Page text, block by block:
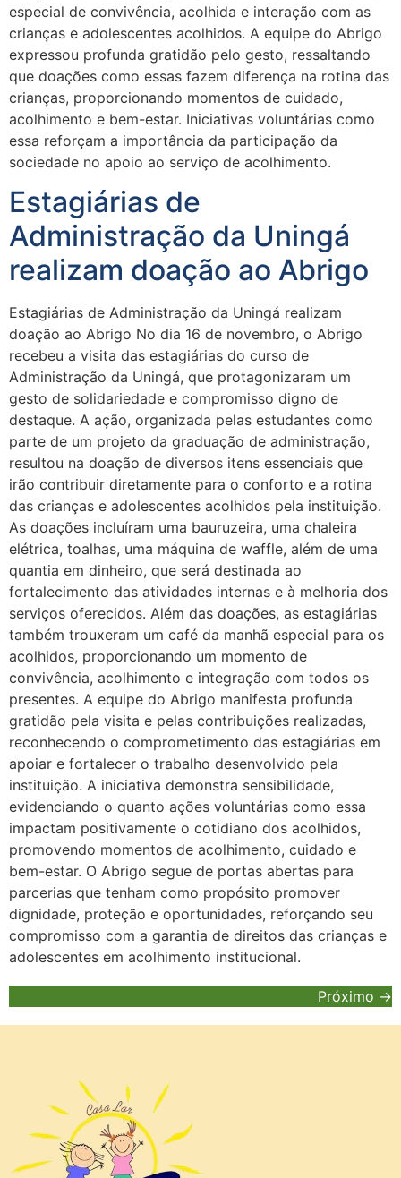
especial de convivência, acolhida e interação com as
crianças e adolescentes acolhidos. A equipe do Abrigo
expressou profunda gratidão pelo gesto, ressaltando
que doações como essas fazem diferença na rotina das
crianças, proporcionando momentos de cuidado,
acolhimento e bem-estar. Iniciativas voluntárias como
essa reforçam a importância da participação da
sociedade no apoio ao serviço de acolhimento.
Estagiárias de
Administração da Uningá
realizam doação ao Abrigo​
Estagiárias de Administração da Uningá realizam
doação ao Abrigo No dia 16 de novembro, o Abrigo
recebeu a visita das estagiárias do curso de
Administração da Uningá, que protagonizaram um
gesto de solidariedade e compromisso digno de
destaque. A ação, organizada pelas estudantes como
parte de um projeto da graduação de administração,
resultou na doação de diversos itens essenciais que
irão contribuir diretamente para o conforto e a rotina
das crianças e adolescentes acolhidos pela instituição.
As doações incluíram uma bauruzeira, uma chaleira
elétrica, toalhas, uma máquina de waffle, além de uma
quantia em dinheiro, que será destinada ao
fortalecimento das atividades internas e à melhoria dos
serviços oferecidos. Além das doações, as estagiárias
também trouxeram um café da manhã especial para os
acolhidos, proporcionando um momento de
convivência, acolhimento e integração com todos os
presentes. A equipe do Abrigo manifesta profunda
gratidão pela visita e pelas contribuições realizadas,
reconhecendo o comprometimento das estagiárias em
apoiar e fortalecer o trabalho desenvolvido pela
instituição. A iniciativa demonstra sensibilidade,
evidenciando o quanto ações voluntárias como essa
impactam positivamente o cotidiano dos acolhidos,
promovendo momentos de acolhimento, cuidado e
bem-estar. O Abrigo segue de portas abertas para
parcerias que tenham como propósito promover
dignidade, proteção e oportunidades, reforçando seu
compromisso com a garantia de direitos das crianças e
adolescentes em acolhimento institucional.
Próximo →